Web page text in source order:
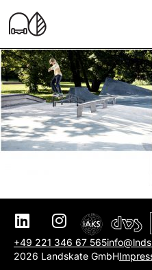
+49 221 346 67 565
2026 Landskate GmbH